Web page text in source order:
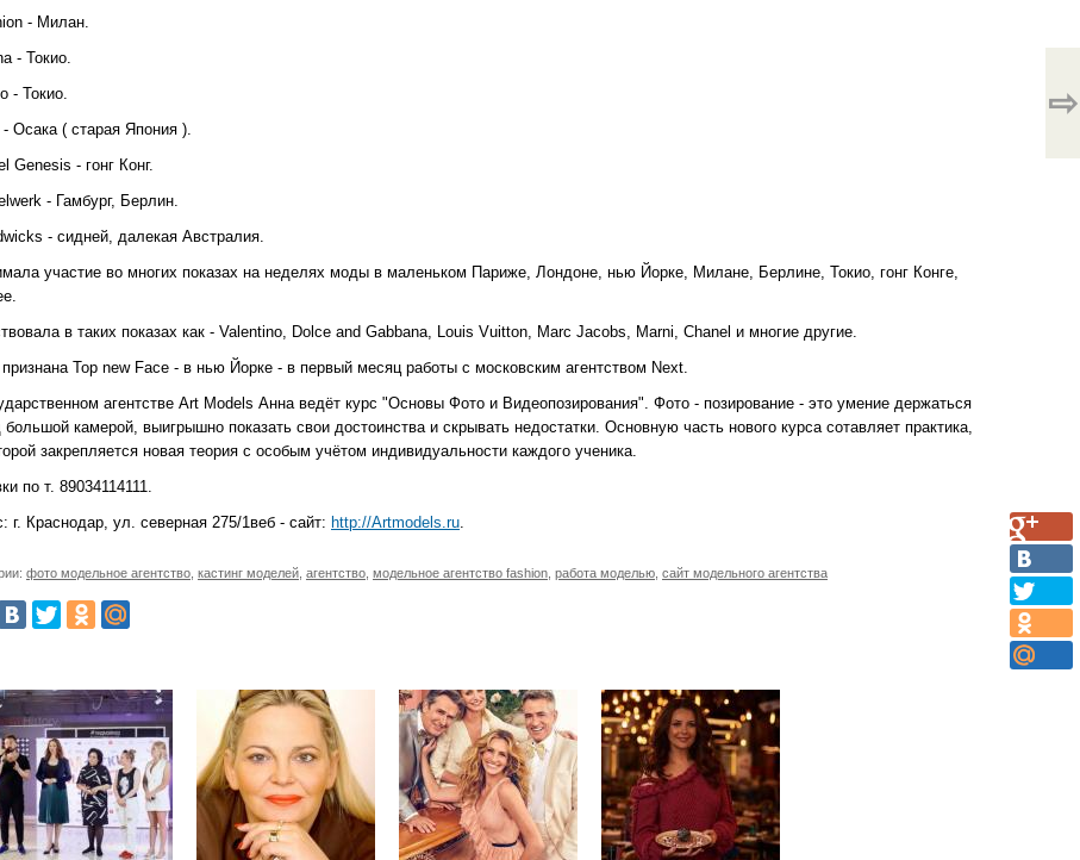
- Милан.
- Токио.
- Токио.
Осака ( старая Япония ).
Genesis - гонг Конг.
- Гамбург, Берлин.
- сидней, далекая Австралия.
участие во многих показах на неделях моды в маленьком Париже, Лондоне, нью Йорке, Милане, Берлине, Токио, гонг Конге,
в таких показах как - Valentino, Dolce and Gabbana, Louis Vuitton, Marc Jacobs, Marni, Chanel и многие другие.
Top new Face - в нью Йорке - в первый месяц работы с московским агентством Next.
агентстве Art Models Анна ведёт курс "Основы Фото и Видеопозирования". Фото - позирование - это умение держаться
большой камерой, выигрышно показать свои достоинства и скрывать недостатки. Основную часть нового курса сотавляет практика,
закрепляется новая теория с особым учётом индивидуальности каждого ученика.
по т. 89034114111.
г. Краснодар, ул. северная 275/1веб - сайт: http://Artmodels.ru
фото модельное агентство кастинг моделей агентство модельное агентство fashion работа моделью сайт модельного агентства
⇨